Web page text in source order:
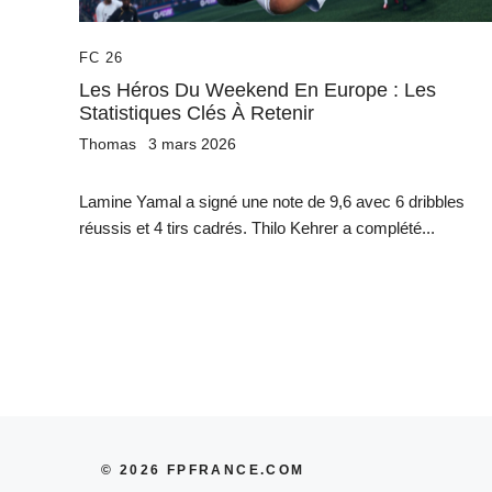
FC 26
Les Héros Du Weekend En Europe : Les
Statistiques Clés À Retenir
Thomas 3 mars 2026
Lamine Yamal a signé une note de 9,6 avec 6 dribbles
réussis et 4 tirs cadrés. Thilo Kehrer a complété...
© 2026 FPFRANCE.COM